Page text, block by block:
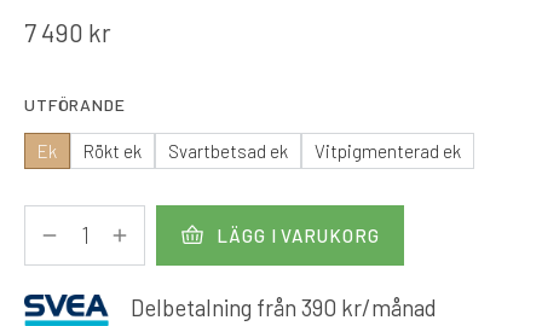
7 490 kr
UTFÖRANDE
Ek Rökt ek Svartbetsad ek Vitpigmenterad ek
LÄGG I VARUKORG
Delbetalning från 390 kr/månad